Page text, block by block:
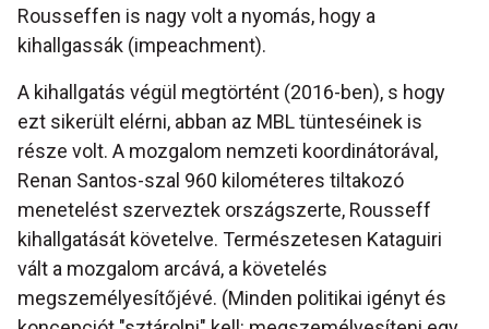
Rousseffen is nagy volt a nyomás, hogy a
kihallgassák (impeachment).
A kihallgatás végül megtörtént (2016-ben), s hogy
ezt sikerült elérni, abban az MBL tünteséinek is
része volt. A mozgalom nemzeti koordinátorával,
Renan Santos-szal 960 kilométeres tiltakozó
menetelést szerveztek országszerte, Rousseff
kihallgatását követelve. Természetesen Kataguiri
vált a mozgalom arcává, a követelés
megszemélyesítőjévé. (Minden politikai igényt és